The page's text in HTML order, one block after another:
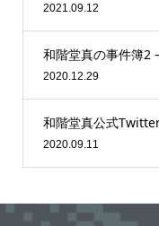
2021.09.12
和階堂真の事件簿2
2020.12.29
和階堂真公式
2020.09.11